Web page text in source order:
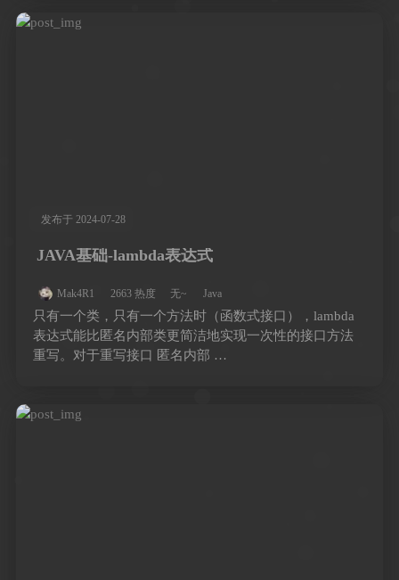
发布于 2024-07-28
JAVA基础-lambda表达式
Mak4R1 2663 热度 无~ Java
只有一个类，只有一个方法时（函数式接口），lambda
表达式能比匿名内部类更简洁地实现一次性的接口方法
重写。对于重写接口 匿名内部 …